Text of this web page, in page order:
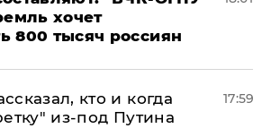
хочет
800 тысяч россиян
кто и когда
из-под Путина
17:59